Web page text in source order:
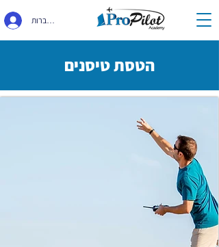
התחברות
הטסת טיסנים